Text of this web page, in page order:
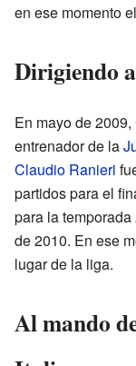
en ese momento
Dirigiendo
En mayo de
entrenador de la
Claudio Ranieri
partidos para el
para la
de 2010. En ese
lugar de la liga.
Al mando